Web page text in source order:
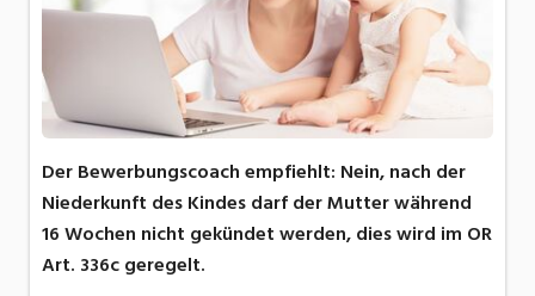
Der Bewerbungscoach empfiehlt: Nein, nach der
Niederkunft des Kindes darf der Mutter während
16 Wochen nicht gekündet werden, dies wird im OR
Art. 336c geregelt.